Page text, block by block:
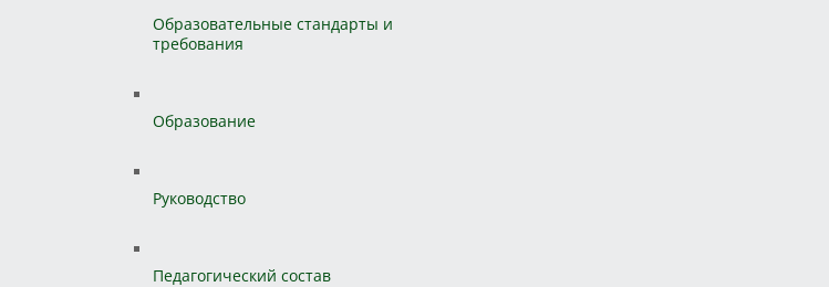
Образовательные стандарты и
требования
Образование
Руководство
Педагогический состав